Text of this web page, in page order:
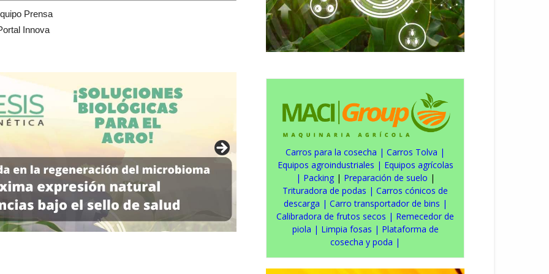
Prensa
Innova
Carros para la cosecha | Carros Tolva |
Equipos agroindustriales | Equipos agrícolas
| Packing| Preparación de suelo |
Trituradora de podas | Carros cónicos de
descarga | Carro transportador de bins |
Calibradora de frutos secos | Remecedor de
piola | Limpia fosas | Plataforma de
cosecha y poda |